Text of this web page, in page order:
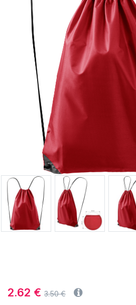
2.62 € 3.50 €